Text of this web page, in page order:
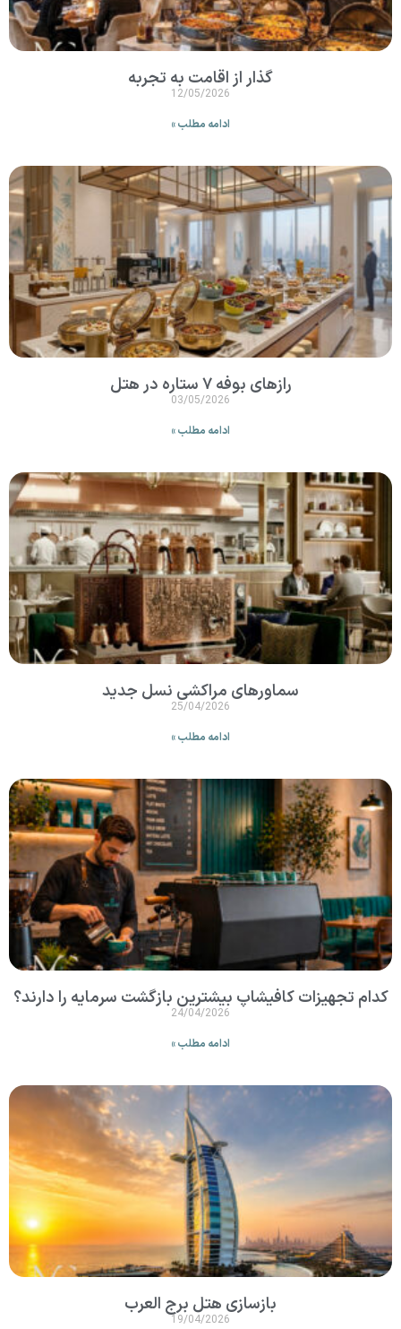
گذار از اقامت به تجربه
12/05/2026
ادامه مطلب »
رازهای بوفه ۷ ستاره در هتل
03/05/2026
ادامه مطلب »
سماورهای مراکشی نسل جدید
25/04/2026
ادامه مطلب »
کدام تجهیزات کافیشاپ بیشترین بازگشت سرمایه را دارند؟
24/04/2026
ادامه مطلب »
بازسازی هتل برج العرب
19/04/2026